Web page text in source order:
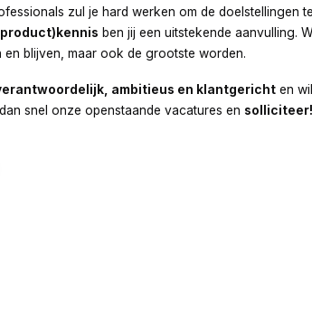
zul je hard werken om de doelstellingen
ben jij een uitstekende aanvulling.
en blijven, maar ook de grootste worden.
ambitieus en klantgerichten wil
snel onze openstaande vacatures en solliciteer!